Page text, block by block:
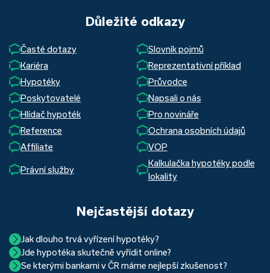
Důležité odkazy
Časté dotazy
Slovník pojmů
Kariéra
Reprezentativní příklad
Hypotéky
Průvodce
Poskytovatelé
Napsali o nás
Hlídač hypoték
Pro novináře
Reference
Ochrana osobních údajů
Affiliate
VOP
Právní služby
Kalkulačka hypotéky podle
lokality
Nejčastější dotazy
Jak dlouho trvá vyřízení hypotéky?
Hypotéka se dá zvládnout za měsíc i za tři. Nejčastěji její
uzavření trvá okolo 2 měsíců. Důvodem je především
Jde hypotéka skutečně vyřídit online?
Ano, skutečně jde. Díky moderním technologiím, které
Se kterými bankami v ČR máme nejlepší zkušenost?